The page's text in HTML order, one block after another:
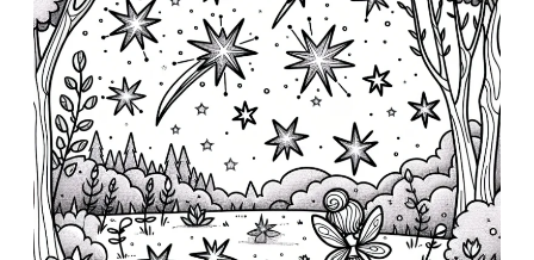
c
a
t
i
o
n